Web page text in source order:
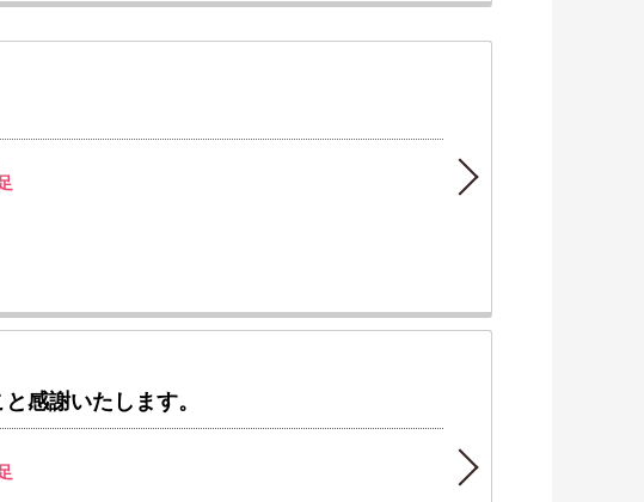
感謝いたします。